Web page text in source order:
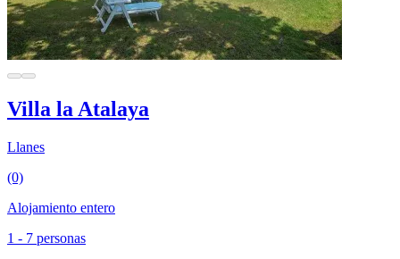
Villa la Atalaya
Llanes
(0)
Alojamiento entero
1 - 7 personas